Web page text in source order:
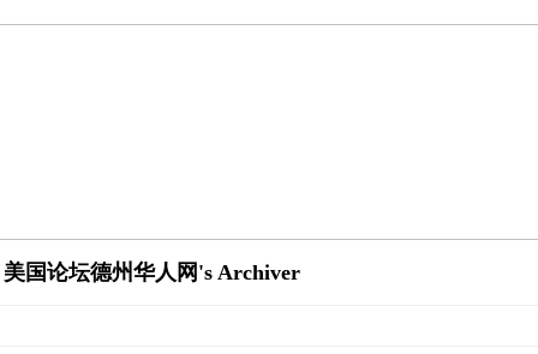
美国论坛德州华人网's Archiver